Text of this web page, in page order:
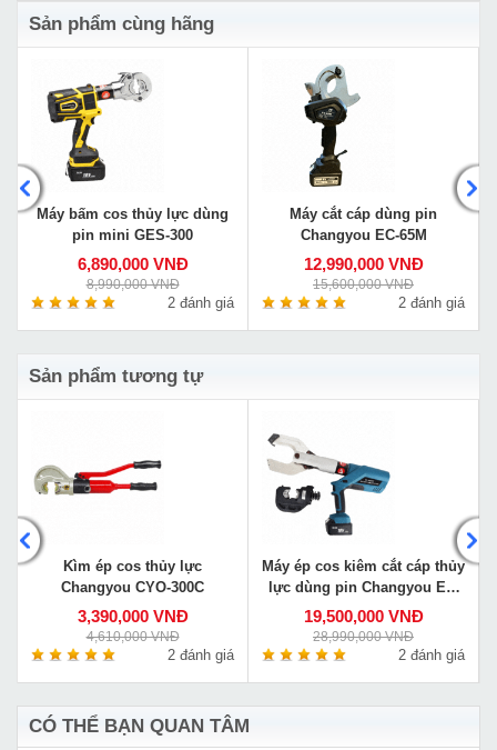
Sản phẩm cùng hãng
Máy bấm cos thủy lực dùng
pin mini GES-300
6,890,000 VNĐ
8,990,000 VNĐ
2 đánh giá
Máy cắt cáp dùng pin
Changyou EC-65M
12,990,000 VNĐ
15,600,000 VNĐ
2 đánh giá
Sản phẩm tương tự
Kìm ép cos thủy lực
Changyou CYO-300C
3,390,000 VNĐ
4,610,000 VNĐ
2 đánh giá
Máy ép cos kiêm cắt cáp thủy
lực dùng pin Changyou EZ-
400/105C
19,500,000 VNĐ
28,990,000 VNĐ
2 đánh giá
CÓ THỂ BẠN QUAN TÂM